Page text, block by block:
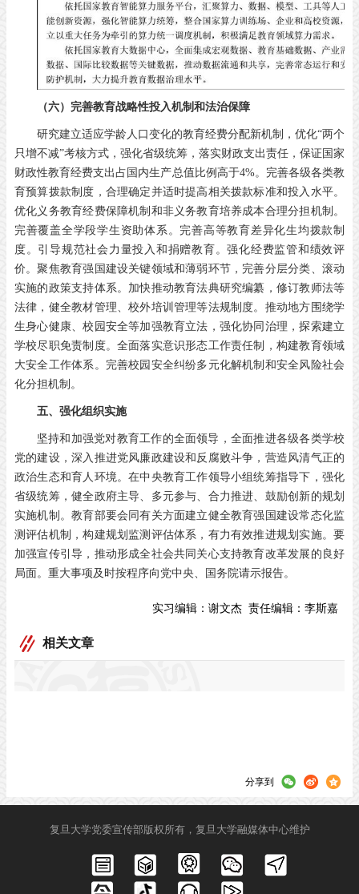
（六）完善教育战略性投入机制和法治保障
研究建立适应学龄人口变化的教育经费分配新机制，优化“两个
只增不减”考核方式，强化省级统筹，落实财政支出责任，保证国家
财政性教育经费支出占国内生产总值比例高于4%。完善各级各类教
育预算拨款制度，合理确定并适时提高相关拨款标准和投入水平。
优化义务教育经费保障机制和非义务教育培养成本合理分担机制。
完善覆盖全学段学生资助体系。完善高等教育差异化生均拨款制
度。引导规范社会力量投入和捐赠教育。强化经费监管和绩效评
价。聚焦教育强国建设关键领域和薄弱环节，完善分层分类、滚动
实施的政策支持体系。加快推动教育法典研究编纂，修订教师法等
法律，健全教材管理、校外培训管理等法规制度。推动地方围绕学
生身心健康、校园安全等加强教育立法，强化协同治理，探索建立
学校尽职免责制度。全面落实意识形态工作责任制，构建教育领域
大安全工作体系。完善校园安全纠纷多元化解机制和安全风险社会
化分担机制。
五、强化组织实施
坚持和加强党对教育工作的全面领导，全面推进各级各类学校
党的建设，深入推进党风廉政建设和反腐败斗争，营造风清气正的
政治生态和育人环境。在中央教育工作领导小组统筹指导下，强化
省级统筹，健全政府主导、多元参与、合力推进、鼓励创新的规划
实施机制。教育部要会同有关方面建立健全教育强国建设常态化监
测评估机制，构建规划监测评估体系，有力有效推进规划实施。要
加强宣传引导，推动形成全社会共同关心支持教育改革发展的良好
局面。重大事项及时按程序向党中央、国务院请示报告。
实习编辑： 谢文杰 责任编辑： 李斯嘉
相关文章
分享到
复旦大学党委宣传部版权所有，复旦大学融媒体中心维护